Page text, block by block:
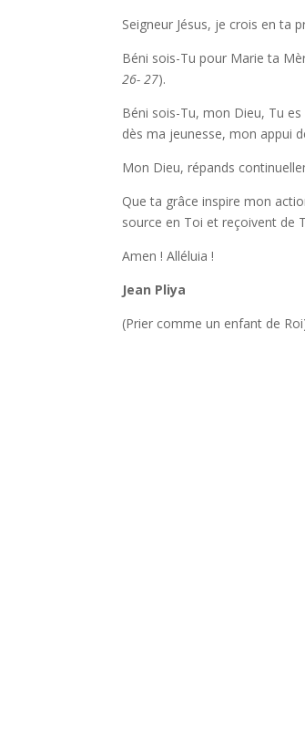
Seigneur Jésus, je crois en ta
Béni sois-Tu pour Marie ta
26- 27).
Béni sois-Tu, mon Dieu, Tu
dès ma jeunesse, mon appui
Mon Dieu, répands
Que ta grâce inspire mon
source en Toi et reçoivent de
Amen ! Alléluia !
Jean Pliya
(Prier comme un enfant de